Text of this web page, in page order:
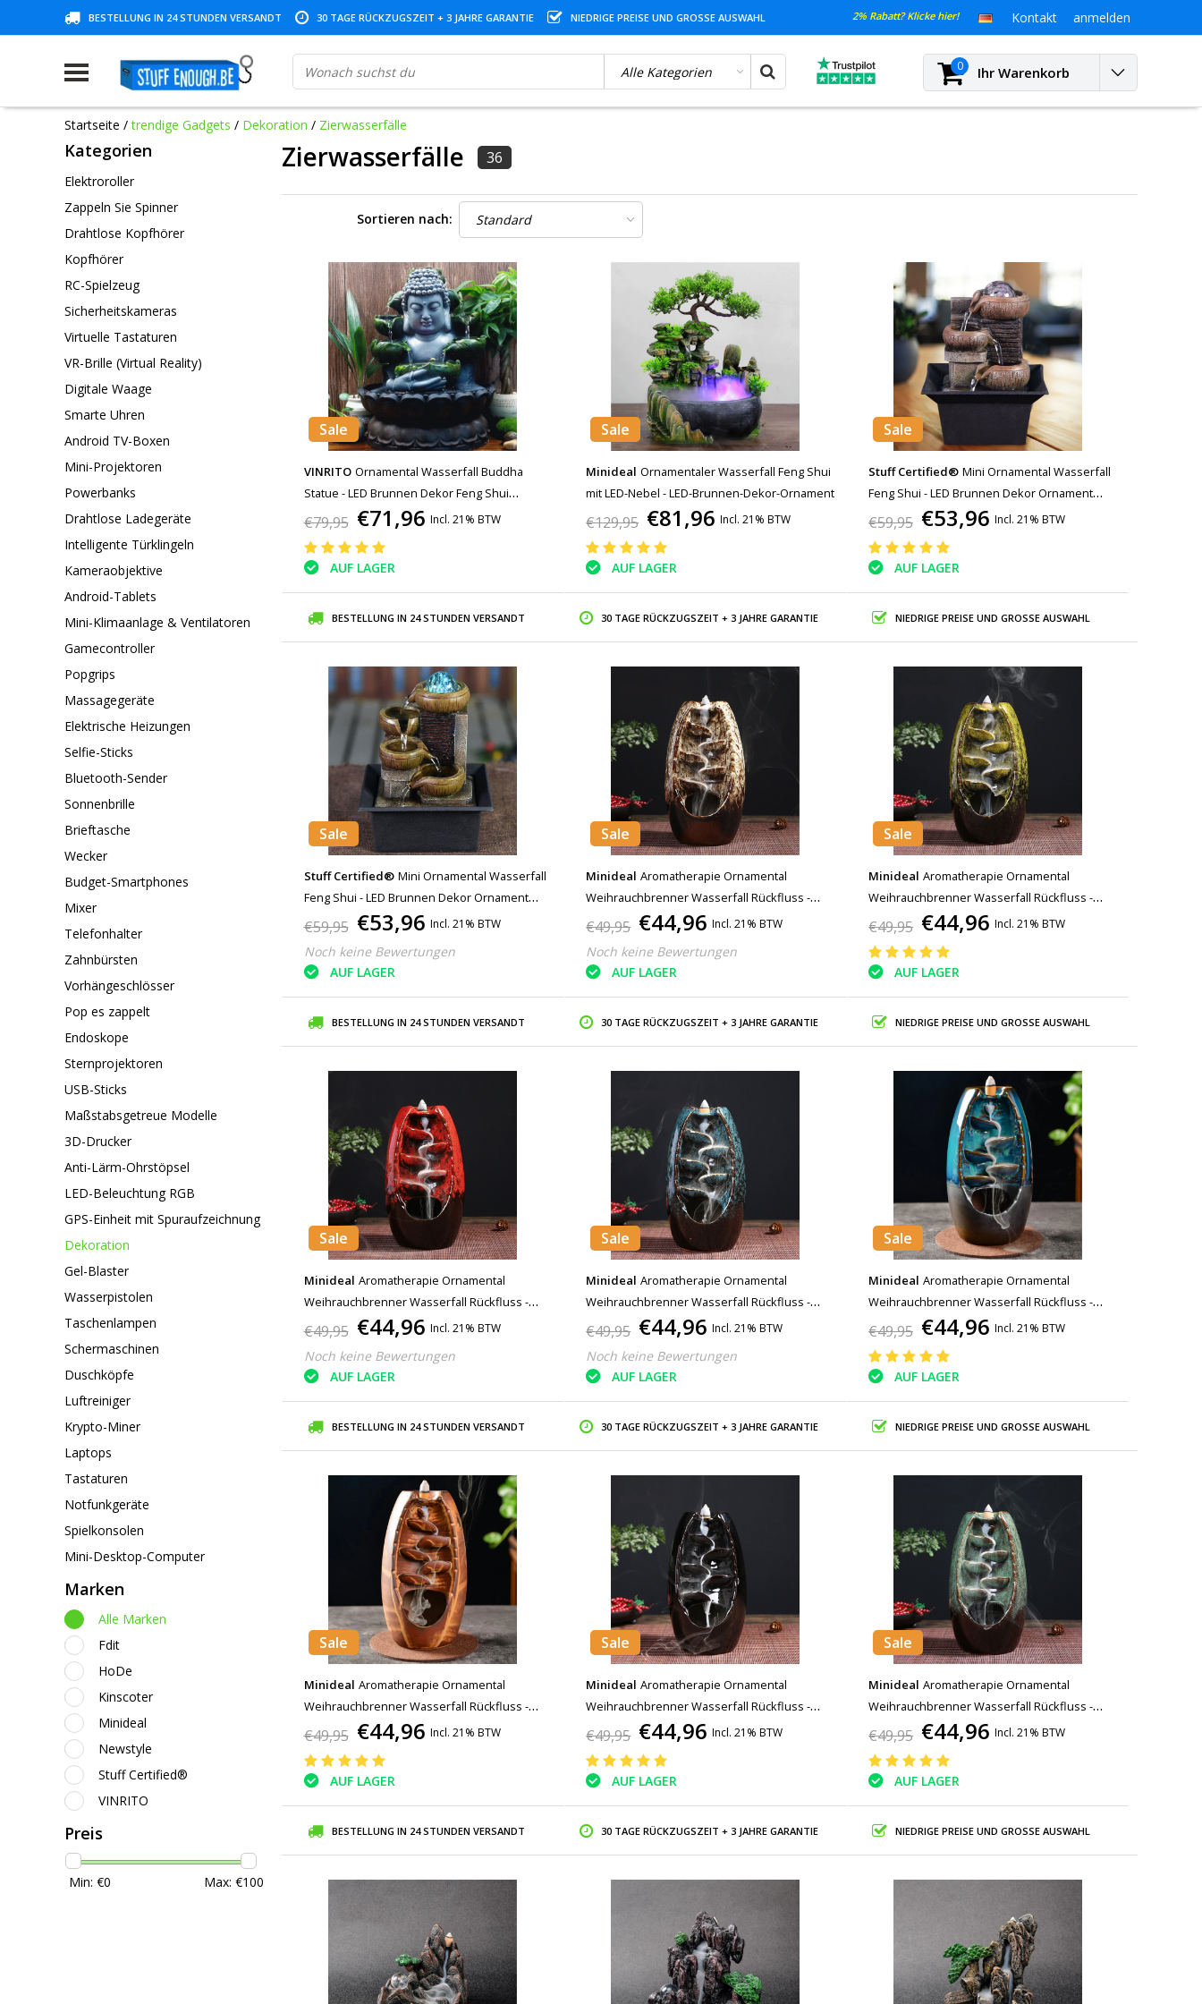
BESTELLUNG IN 24 STUNDEN VERSANDT 30 TAGE RÜCKZUGSZEIT + 3 JAHRE GARANTIE NIEDRIGE PREISE UND GROSSE AUSWAHL 2% Rabatt? Klicke hier! Kontakt anmelden
0 Ihr Warenkorb
Startseite /trendige Gadgets / Dekoration / Zierwasserfälle
Kategorien
Elektroroller
Zappeln Sie Spinner
Drahtlose Kopfhörer
Kopfhörer
RC-Spielzeug
Sicherheitskameras
Virtuelle Tastaturen
VR-Brille (Virtual Reality)
Digitale Waage
Smarte Uhren
Android TV-Boxen
Mini-Projektoren
Powerbanks
Drahtlose Ladegeräte
Intelligente Türklingeln
Kameraobjektive
Android-Tablets
Mini-Klimaanlage & Ventilatoren
Gamecontroller
Popgrips
Massagegeräte
Elektrische Heizungen
Selfie-Sticks
Bluetooth-Sender
Sonnenbrille
Brieftasche
Wecker
Budget-Smartphones
Mixer
Telefonhalter
Zahnbürsten
Vorhängeschlösser
Pop es zappelt
Endoskope
Sternprojektoren
USB-Sticks
Maßstabsgetreue Modelle
3D-Drucker
Anti-Lärm-Ohrstöpsel
LED-Beleuchtung RGB
GPS-Einheit mit Spuraufzeichnung
Dekoration
Gel-Blaster
Wasserpistolen
Taschenlampen
Schermaschinen
Duschköpfe
Luftreiniger
Krypto-Miner
Laptops
Tastaturen
Notfunkgeräte
Spielkonsolen
Mini-Desktop-Computer
Marken
Alle Marken
Fdit
HoDe
Kinscoter
Minideal
Newstyle
Stuff Certified®
VINRITO
Preis
Min: €0 Max: €100
Zierwasserfälle 36
Sortieren nach:
Sale
VINRITO Ornamental Wasserfall Buddha
Statue - LED Brunnen Dekor Feng Shui
Ornament
€79,95 €71,96 Incl. 21% BTW
AUF LAGER
Sale
Minideal Ornamentaler Wasserfall Feng Shui
mit LED-Nebel - LED-Brunnen-Dekor-Ornament
€129,95 €81,96 Incl. 21% BTW
AUF LAGER
Sale
Stuff Certified® Mini Ornamental Wasserfall
Feng Shui - LED Brunnen Dekor Ornament
Braun
€59,95 €53,96 Incl. 21% BTW
AUF LAGER
BESTELLUNG IN 24 STUNDEN VERSANDT 30 TAGE RÜCKZUGSZEIT + 3 JAHRE GARANTIE NIEDRIGE PREISE UND GROSSE AUSWAHL
Sale
Stuff Certified® Mini Ornamental Wasserfall
Feng Shui - LED Brunnen Dekor Ornament
Hellbraun
€59,95 €53,96 Incl. 21% BTW
Noch keine Bewertungen
AUF LAGER
Sale
Minideal Aromatherapie Ornamental
Weihrauchbrenner Wasserfall Rückfluss -
Rückfluss Weihrauchbrenner Feng Shui Dekor
€49,95 €44,96 Incl. 21% BTW
Noch keine Bewertungen
AUF LAGER
Sale
Minideal Aromatherapie Ornamental
Weihrauchbrenner Wasserfall Rückfluss -
Rückfluss Weihrauchbrenner Feng Shui Dekor
€49,95 €44,96 Incl. 21% BTW
AUF LAGER
BESTELLUNG IN 24 STUNDEN VERSANDT 30 TAGE RÜCKZUGSZEIT + 3 JAHRE GARANTIE NIEDRIGE PREISE UND GROSSE AUSWAHL
Sale
Minideal Aromatherapie Ornamental
Weihrauchbrenner Wasserfall Rückfluss -
Rückfluss Weihrauchbrenner Feng Shui Dekor
€49,95 €44,96 Incl. 21% BTW
Noch keine Bewertungen
AUF LAGER
Sale
Minideal Aromatherapie Ornamental
Weihrauchbrenner Wasserfall Rückfluss -
Rückfluss Weihrauchbrenner Feng Shui Dekor
€49,95 €44,96 Incl. 21% BTW
Noch keine Bewertungen
AUF LAGER
Sale
Minideal Aromatherapie Ornamental
Weihrauchbrenner Wasserfall Rückfluss -
Rückfluss Weihrauchbrenner Feng Shui Dekor
€49,95 €44,96 Incl. 21% BTW
AUF LAGER
BESTELLUNG IN 24 STUNDEN VERSANDT 30 TAGE RÜCKZUGSZEIT + 3 JAHRE GARANTIE NIEDRIGE PREISE UND GROSSE AUSWAHL
Sale
Minideal Aromatherapie Ornamental
Weihrauchbrenner Wasserfall Rückfluss -
Rückfluss Weihrauchbrenner Feng Shui Dekor
€49,95 €44,96 Incl. 21% BTW
AUF LAGER
Sale
Minideal Aromatherapie Ornamental
Weihrauchbrenner Wasserfall Rückfluss -
Rückfluss Weihrauchbrenner Feng Shui Dekor
€49,95 €44,96 Incl. 21% BTW
AUF LAGER
Sale
Minideal Aromatherapie Ornamental
Weihrauchbrenner Wasserfall Rückfluss -
Rückfluss Weihrauchbrenner Feng Shui Dekor
€49,95 €44,96 Incl. 21% BTW
AUF LAGER
BESTELLUNG IN 24 STUNDEN VERSANDT 30 TAGE RÜCKZUGSZEIT + 3 JAHRE GARANTIE NIEDRIGE PREISE UND GROSSE AUSWAHL